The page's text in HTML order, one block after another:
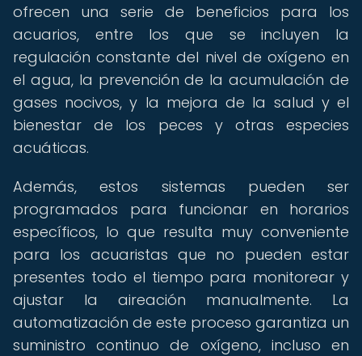
ofrecen una serie de beneficios para los
acuarios, entre los que se incluyen la
regulación constante del nivel de oxígeno en
el agua, la prevención de la acumulación de
gases nocivos, y la mejora de la salud y el
bienestar de los peces y otras especies
acuáticas.
Además, estos sistemas pueden ser
programados para funcionar en horarios
específicos, lo que resulta muy conveniente
para los acuaristas que no pueden estar
presentes todo el tiempo para monitorear y
ajustar la aireación manualmente. La
automatización de este proceso garantiza un
suministro continuo de oxígeno, incluso en